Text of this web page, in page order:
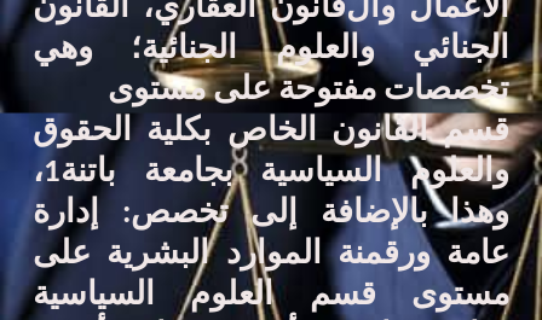
الأعمال والقانونالعقاري، القانون
الجنائي والعلوم الجنائية؛ وهي
تخصصات مفتوحة على مستوى
قسم القانون الخاص بكلية الحقوق
والعلوم السياسيةبجامعةباتنة1
،
وهذا بالإضافة إلى تخصص: إدارة
عامة ورقمنة الموارد البشرية على
مستوى قسم العلوم السياسية